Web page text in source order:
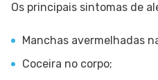
Os principais sintomas de
Manchas avermelhadas
Coceira no corpo;